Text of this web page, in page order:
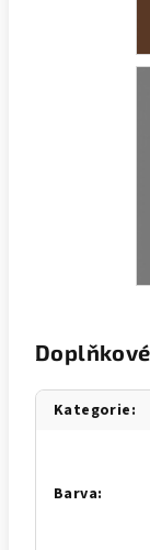
Kategorie:
Barva: